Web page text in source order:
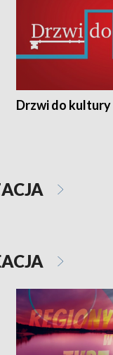
Drzwi do kultury